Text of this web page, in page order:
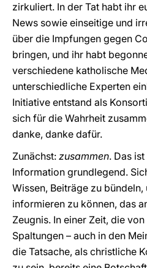
zirkuliert. In der Tat habt ihr
News sowie einseitige und
über die Impfungen gegen
bringen, und ihr habt
verschiedene katholische
unterschiedliche Experten
Initiative entstand als
sich für die Wahrheit
danke, danke dafür.
Zunächst: zusammen. Das
Information grundlegend.
Wissen, Beiträge zu bündeln,
informieren zu können, das
Zeugnis. In einer Zeit, die
Spaltungen – auch in den
die Tatsache, als christliche